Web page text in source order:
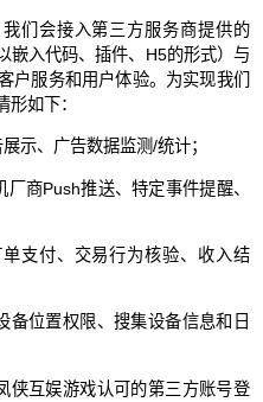
们会接入第三方服务商提供的
嵌入代码、插件、H5的形式）与
户服务和用户体验。为实现我们
如下：
示、广告数据监测/统计；
商Push推送、特定事件提醒、
支付、交易行为核验、收入结
备位置权限、搜集设备信息和日
侠互娱游戏认可的第三方账号登